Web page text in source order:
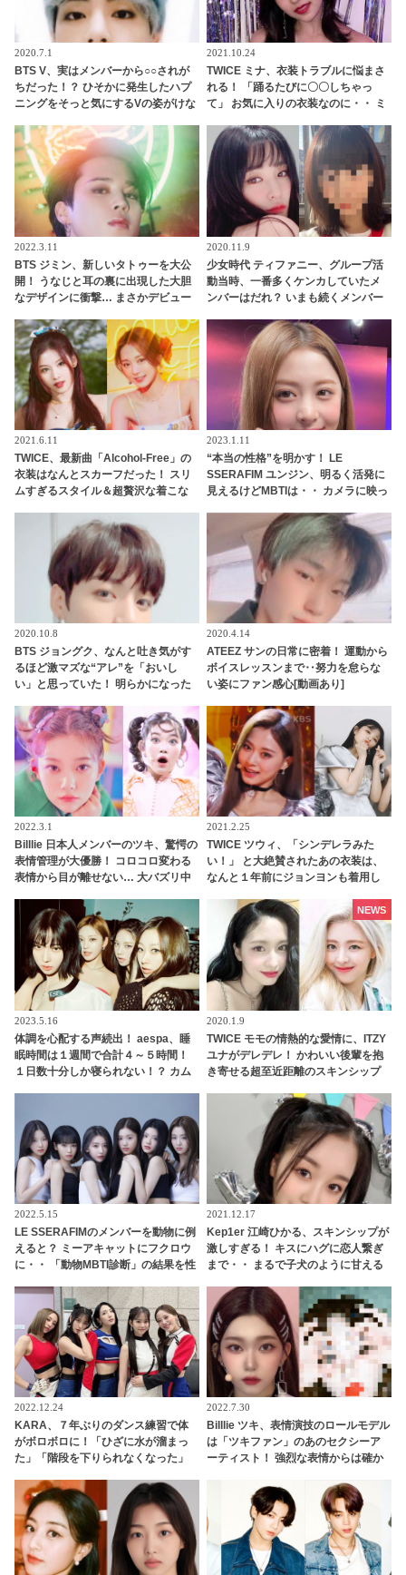
2020.7.1
BTS V、実はメンバーから○○されが
ちだった！？ ひそかに発生したハプ
ニングをそっと気にするVの姿がけな
のまさかの事態にファンの視線集中
2021.10.24
TWICE ミナ、衣装トラブルに悩まさ
れる！ 「踊るたびに〇〇しちゃっ
て」 お気に入りの衣装なのに・・ ミ
2022.3.11
BTS ジミン、新しいタトゥーを大公
開！ うなじと耳の裏に出現した大胆
なデザインに衝撃… まさかデビュー
力をさらに引き立てるそのタトゥー
に大絶賛の声殺到
2020.11.9
少女時代 ティファニー、グループ活
動当時、一番多くケンカしていたメ
ンバーはだれ？ いまも続くメンバー
も・・！？
2021.6.11
TWICE、最新曲「Alcohol-Free」の
衣装はなんとスカーフだった！ スリ
ムすぎるスタイル＆超贅沢な着こな
2023.1.11
“本当の性格”を明かす！ LE
SSERAFIM ユンジン、明るく活発に
見えるけどMBTIは・・ カメラに映っ
2020.10.8
BTS ジョングク、なんと吐き気がす
るほど激マズな“アレ”を「おいし
い」と思っていた！ 明らかになった
覚にびっくり… メンバーのだれもが
酷評したその食べ物の正体とは
2020.4.14
ATEEZ サンの日常に密着！ 運動から
ボイスレッスンまで‥努力を怠らな
い姿にファン感心[動画あり]
2022.3.1
Billlie 日本人メンバーのツキ、驚愕の
表情管理が大優勝！ コロコロ変わる
表情から目が離せない… 大バズリ中
2021.2.25
TWICE ツウィ、「シンデレラみた
い！」 と大絶賛されたあの衣装は、
なんと１年前にジョンヨンも着用し
ジとスタイリングに腕前に拍手喝采
2023.5.16
体調を心配する声続出！ aespa、睡
眠時間は１週間で合計４～５時間！
１日数十分しか寝られない！？ カム
2020.1.9
TWICE モモの情熱的な愛情に、ITZY
ユナがデレデレ！ かわいい後輩を抱
き寄せる超至近距離のスキンシップ
NEWS
2022.5.15
LE SSERAFIMのメンバーを動物に例
えると？ ミーアキャットにフクロウ
に・・ 「動物MBTI診断」の結果を性
2021.12.17
Kep1er 江崎ひかる、スキンシップが
激しすぎる！ キスにハグに恋人繋ぎ
まで・・ まるで子犬のように甘える
2022.12.24
KARA、７年ぶりのダンス練習で体
がボロボロに！「ひざに水が溜まっ
た」「階段を下りられなくなった」
振付を修正していたことを告白
2022.7.30
Billlie ツキ、表情演技のロールモデル
は「ツキファン」のあのセクシーア
ーティスト！ 強烈な表情からは確か
愛だった２人に感激